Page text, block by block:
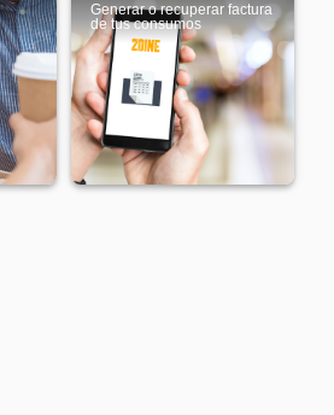
Generar o recuperar factura
de tus consumos